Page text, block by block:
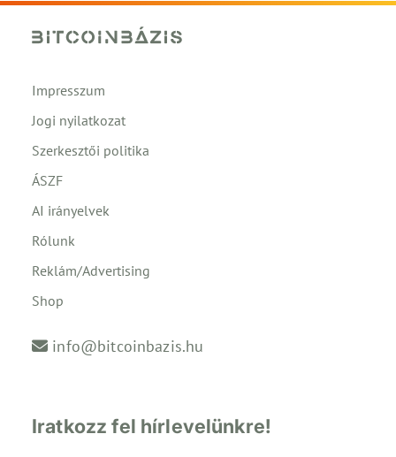
Impresszum
Jogi nyilatkozat
Szerkesztői politika
ÁSZF
AI irányelvek
Rólunk
Reklám/Advertising
Shop
info@bitcoinbazis.hu
Iratkozz fel hírlevelünkre!